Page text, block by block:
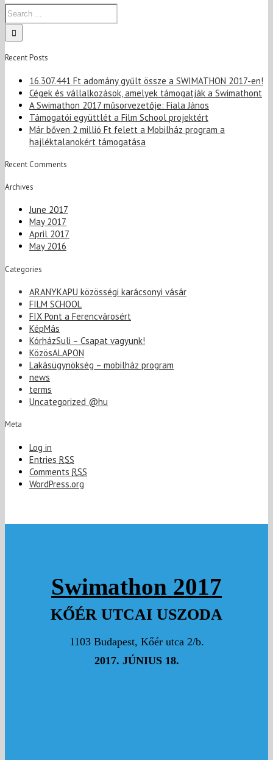
Recent Posts
16.307.441 Ft adomány gyűlt össze a SWIMATHON 2017-en!
Cégek és vállalkozások, amelyek támogatják a Swimathont
A Swimathon 2017 műsorvezetője: Fiala János
Támogatói együttlét a Film School projektért
Már bőven 2 millió Ft felett a Mobilház program a
hajléktalanokért támogatása
Recent Comments
Archives
June 2017
May 2017
April 2017
May 2016
Categories
ARANYKAPU közösségi karácsonyi vásár
FILM SCHOOL
FIX Pont a Ferencvárosért
KépMás
KórházSuli – Csapat vagyunk!
KözösALAPON
Lakásügynökség – mobilház program
news
terms
Uncategorized @hu
Meta
Log in
Entries RSS
Comments RSS
WordPress.org
Swimathon 2017
KŐÉR UTCAI USZODA
1103 Budapest, Kőér utca 2/b.
2017. JÚNIUS 18.